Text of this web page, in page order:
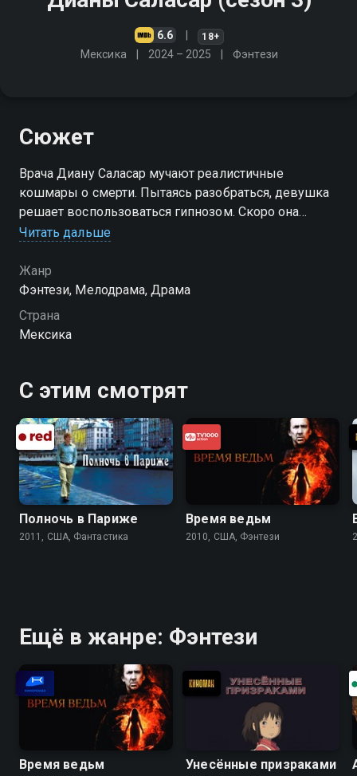
6.6 18+
Мексика 2024 – 2025 Фэнтези
Сюжет
Врача Диану Саласар мучают реалистичные
кошмары о смерти. Пытаясь разобраться, девушка
решает воспользоваться гипнозом. Скоро она
узнаёт, что является реинкарнацией Леонор де
Посмотреть онлайн 3 сезон сериала Странное
возвращение Дианы Саласар вы можете
совершенно бесплатно в хорошем HD качестве на
Читать дальше
Жанр
Фэнтези, Мелодрама, Драма
Страна
Мексика
С этим смотрят
Полночь в Париже
2011, США, Фантастика
Время ведьм
2010, США, Фэнтези
Ещё в жанре: Фэнтези
Время ведьм Унесённые призраками